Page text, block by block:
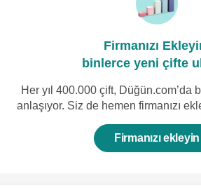
Firmanızı
binlerce yeni çifte
Her yıl 400.000 çift, Düğün.com’da
anlaşıyor. Siz de hemen firmanızı
Firmanızı ekleyin